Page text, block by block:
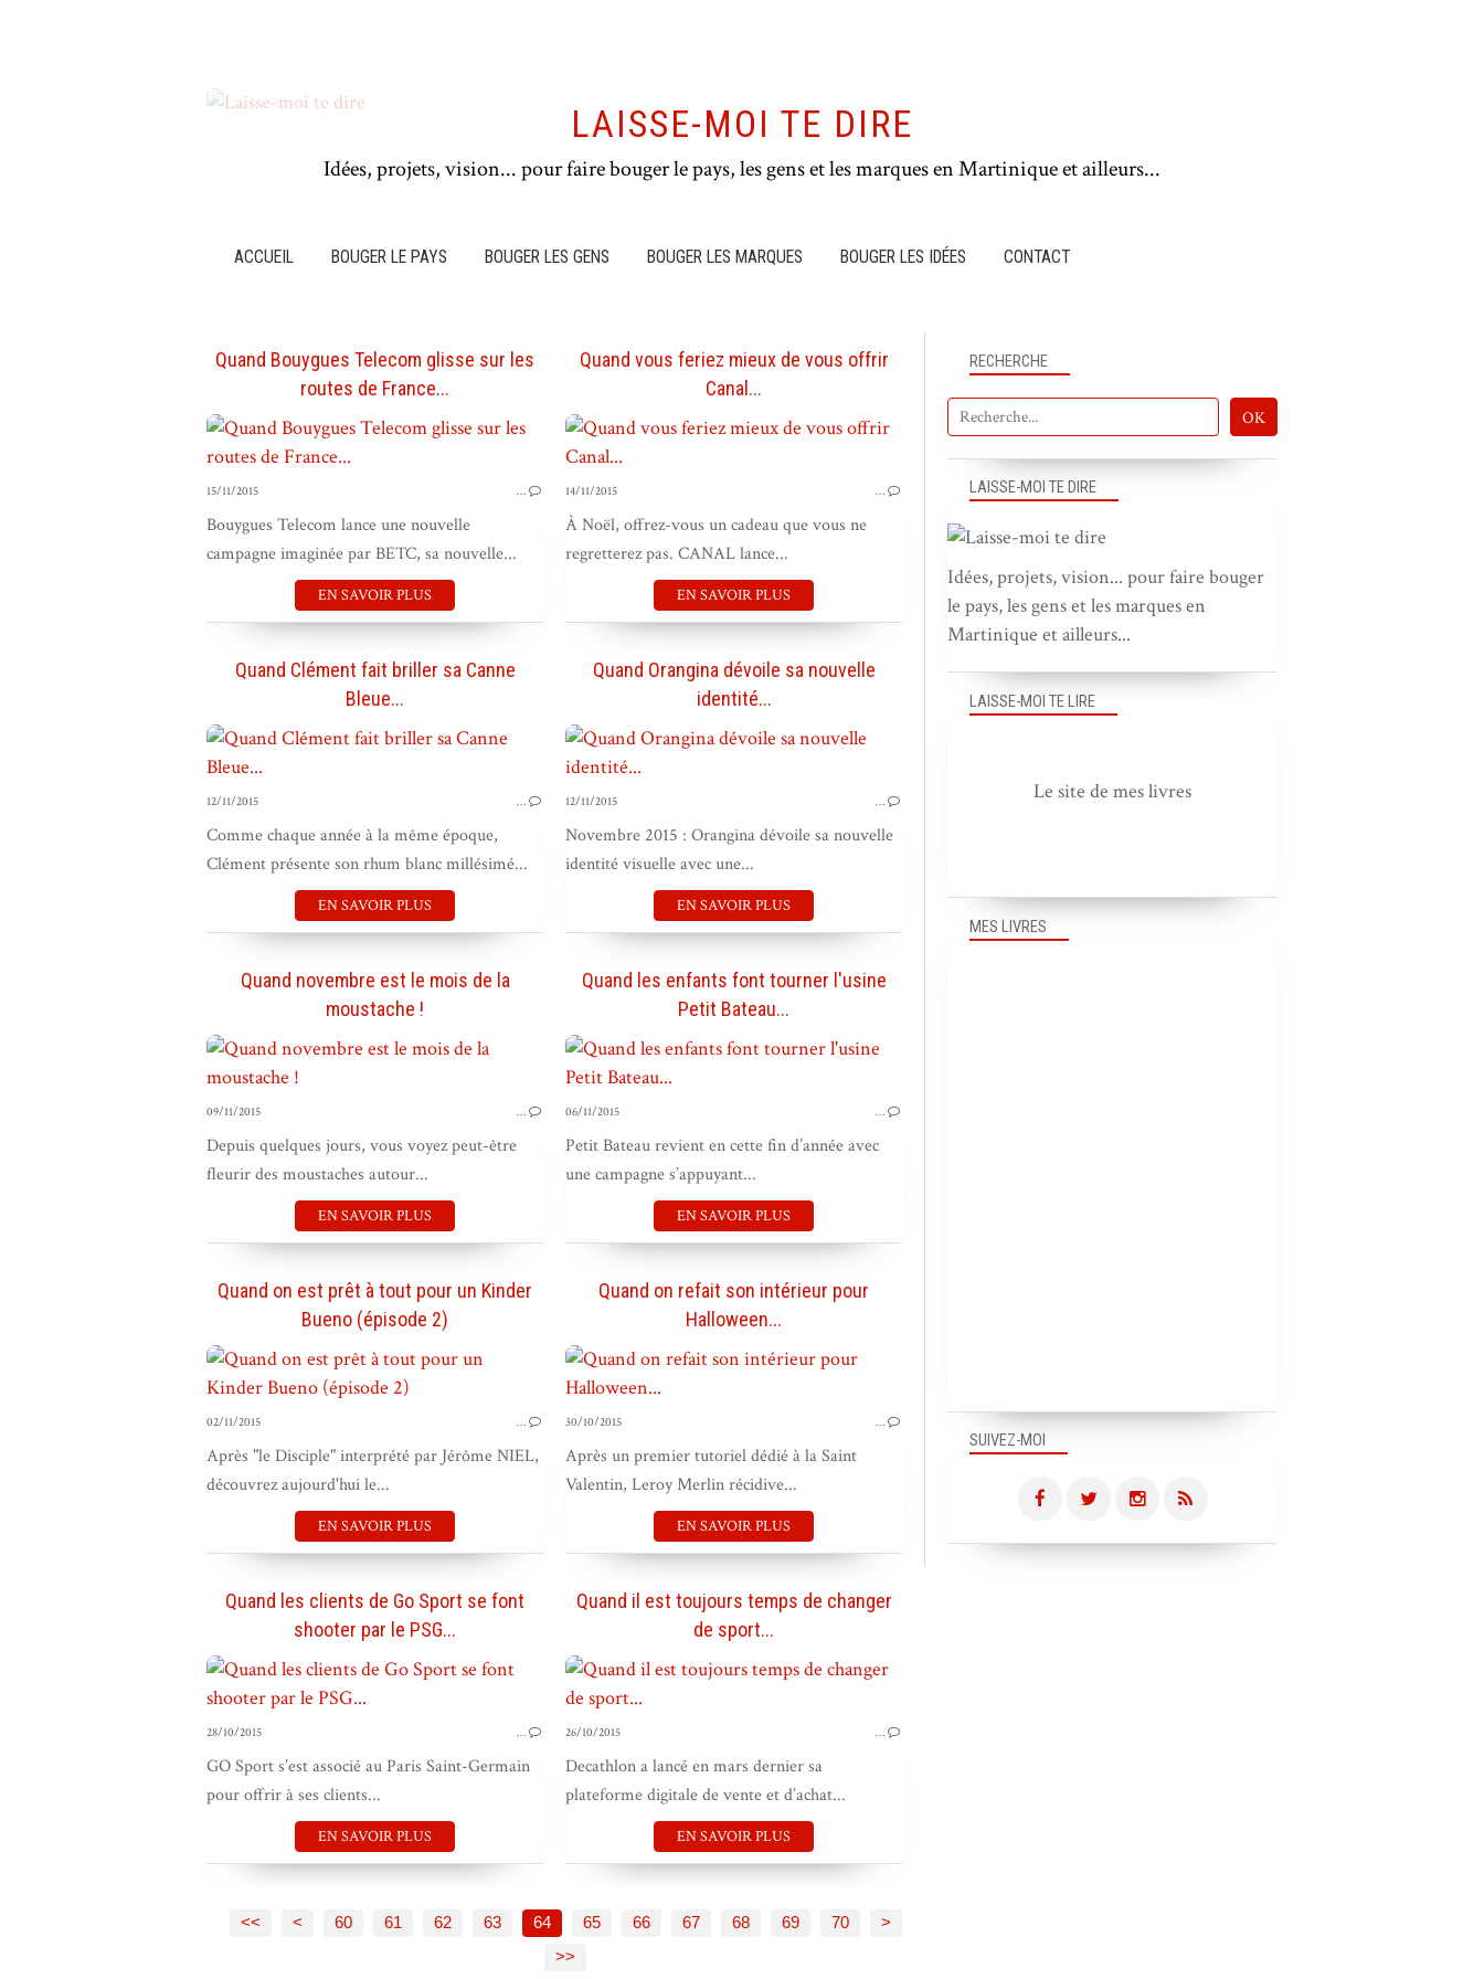
LAISSE-MOI TE DIRE
Idées, projets, vision... pour faire bouger le pays, les gens et les marques en Martinique et ailleurs...
ACCUEIL BOUGER LE PAYS BOUGER LES GENS BOUGER LES MARQUES BOUGER LES IDÉES CONTACT
Quand Bouygues Telecom glisse sur les
routes de France...
PUB EN FRANCE
15/11/2015 …
Bouygues Telecom lance une nouvelle
campagne imaginée par BETC, sa nouvelle...
EN SAVOIR PLUS
Quand vous feriez mieux de vous offrir
Canal...
PUB EN FRANCE
14/11/2015 …
À Noël, offrez-vous un cadeau que vous ne
regretterez pas. CANAL lance...
EN SAVOIR PLUS
Quand Clément fait briller sa Canne
Bleue...
PUB OUTRE-MER
12/11/2015 …
Comme chaque année à la même époque,
Clément présente son rhum blanc millésimé...
EN SAVOIR PLUS
Quand Orangina dévoile sa nouvelle
identité...
12/11/2015 …
Novembre 2015 : Orangina dévoile sa nouvelle
identité visuelle avec une...
EN SAVOIR PLUS
Quand novembre est le mois de la
moustache !
VIRAL
09/11/2015 …
Depuis quelques jours, vous voyez peut-être
fleurir des moustaches autour...
EN SAVOIR PLUS
Quand les enfants font tourner l'usine
Petit Bateau...
06/11/2015 …
Petit Bateau revient en cette fin d’année avec
une campagne s’appuyant...
EN SAVOIR PLUS
Quand on est prêt à tout pour un Kinder
Bueno (épisode 2)
VIRAL
02/11/2015 …
Après "le Disciple" interprété par Jérôme NIEL,
découvrez aujourd'hui le...
EN SAVOIR PLUS
Quand on refait son intérieur pour
Halloween...
30/10/2015 …
Après un premier tutoriel dédié à la Saint
Valentin, Leroy Merlin récidive...
EN SAVOIR PLUS
Quand les clients de Go Sport se font
shooter par le PSG...
VIRAL
28/10/2015 …
GO Sport s’est associé au Paris Saint-Germain
pour offrir à ses clients...
EN SAVOIR PLUS
Quand il est toujours temps de changer
de sport...
26/10/2015 …
Decathlon a lancé en mars dernier sa
plateforme digitale de vente et d’achat...
EN SAVOIR PLUS
<< < 10
20
30
40
50
60 61 62 63 64 65 66 67 68 69 70 80
90
100
200
>
>>
SUIVEZ-MOI
RECHERCHE
LAISSE-MOI TE DIRE
Idées, projets, vision... pour faire bouger
le pays, les gens et les marques en
Martinique et ailleurs...
MES LIVRES
LAISSE-MOI TE LIRE
Le site de mes livres